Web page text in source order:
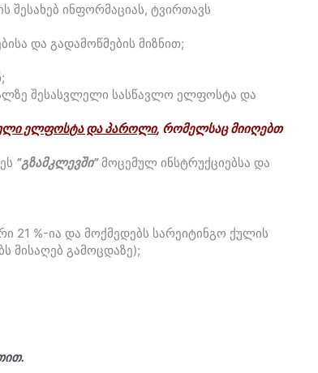
ინფორმაციას, ტვირთავს
და გადამოწმების მიზნით;
შესასვლელი სასწავლო ელფოსტა და
ელფოსტა და პაროლი, რომელსაც მიიღებთ
“გზამკლევში”მოცემულ ინსტრუქციებსა და
21 %-ია და მოქმედებს სარეიტინგო ქულის
მისაღებ გამოცდაზე);